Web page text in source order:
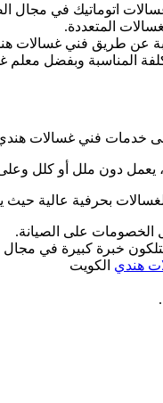
اتوماتيك في مجال
المتعددة.
عن طريق فني غسالات
المناسبة وبفضل
خدمات فني غسالات
دون ملل أو كلل وعلى
بحرفية عالية
الخصومات على الصيانة.
خبرة كبيرة في مجال
هندي الكويت